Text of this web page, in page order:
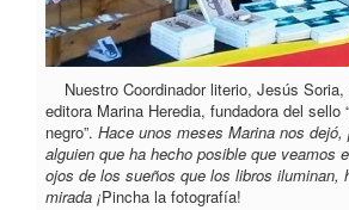
Nuestro Coordinador literio, Jesús Soria,
editora Marina Heredia, fundadora del sello
negro”. Hace unos meses Marina nos dejó,
alguien que ha hecho posible que veamos
ojos de los sueños que los libros iluminan,
mirada ¡Pincha la fotografía!